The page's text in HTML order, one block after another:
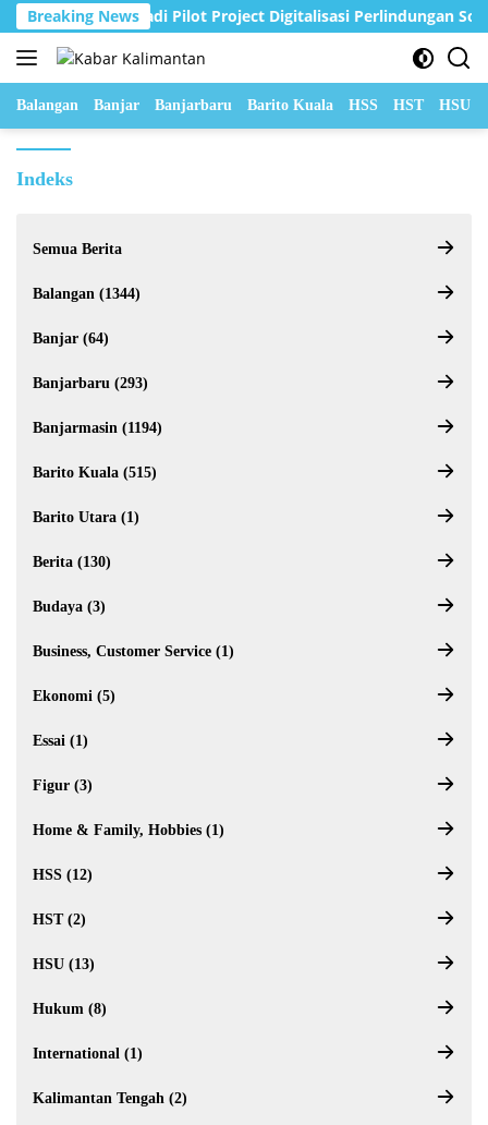
Langsung
ke
konten
Breaking News
Dipercaya Jadi Pilot Project Digitalisasi Perlindungan Sosial
Balangan Banjar Banjarbaru Barito Kuala HSS HST HSU
Indeks
Semua Berita
Balangan (1344)
Banjar (64)
Banjarbaru (293)
Banjarmasin (1194)
Barito Kuala (515)
Barito Utara (1)
Berita (130)
Budaya (3)
Business, Customer Service (1)
Ekonomi (5)
Essai (1)
Figur (3)
Home & Family, Hobbies (1)
HSS (12)
HST (2)
HSU (13)
Hukum (8)
International (1)
Kalimantan Tengah (2)